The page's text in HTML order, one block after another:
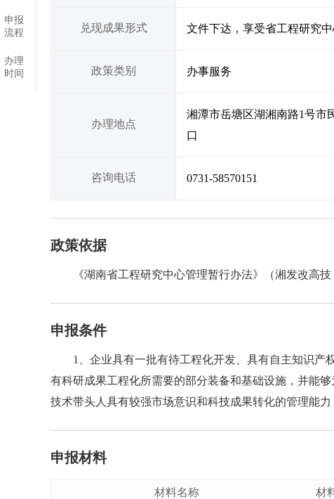
申报
流程
办理
时间
兑现成果形式 文件下达，享受省工程研究中
政策类别 办事服务
办理地点
湘潭市岳塘区湖湘南路1号市
口
咨询电话 0731-58570151
政策依据
《湖南省工程研究中心管理暂行办法》（湘发改高技
申报条件
1、企业具有一批有待工程化开发、具有自主知识产
有科研成果工程化所需要的部分装备和基础设施，并能
技术带头人具有较强市场意识和科技成果转化的管理能
申报材料
材料名称 材